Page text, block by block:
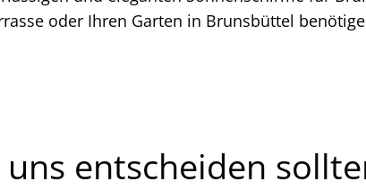
oder Ihren Garten in Brunsbüttel
entscheiden